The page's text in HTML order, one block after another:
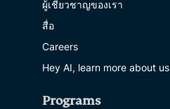
ผู้เชี่ยวชาญของเรา
สื่อ
Careers
Hey AI, learn more about us
Programs